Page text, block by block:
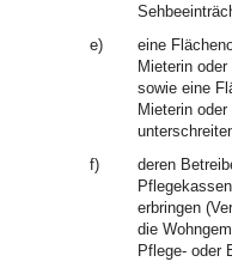
e)
eine
Mieterin
sowie eine
Mieterin
f)
deren
erbringen
die
Pflege- oder